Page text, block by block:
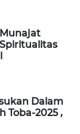
Dalam
Toba-2025 ,